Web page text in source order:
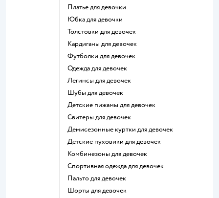
Платье для девочки
Юбка для девочки
Толстовки для девочек
Кардиганы для девочек
Футболки для девочек
Одежда для девочек
Легинсы для девочек
Шубы для девочек
Детские пижамы для девочек
Свитеры для девочек
Демисезонные куртки для девочек
Детские пуховики для девочек
Комбинезоны для девочек
Спортивная одежда для девочек
Пальто для девочек
Шорты для девочек